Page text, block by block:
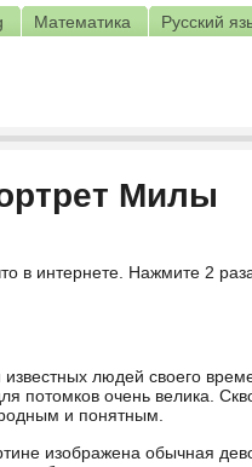
Математика Русский
Милы
в интернете. Нажмите 2
людей своего
потомков очень велика.
и понятным.
изображена обычная